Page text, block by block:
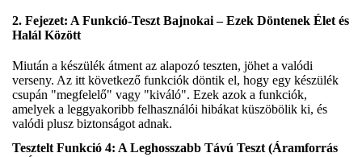
2. Fejezet: A Funkció-Teszt Bajnokai – Ezek Döntenek Élet és
Halál Között
Miután a készülék átment az alapozó teszten, jöhet a valódi
verseny. Az itt következő funkciók döntik el, hogy egy készülék
csupán "megfelelő" vagy "kiváló". Ezek azok a funkciók,
amelyek a leggyakoribb felhasználói hibákat küszöbölik ki, és
valódi plusz biztonságot adnak.
Tesztelt Funkció 4: A Leghosszabb Távú Teszt (Áramforrás